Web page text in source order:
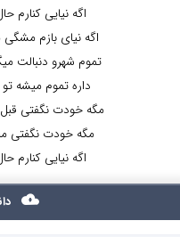
اگه نیایی کنارم
اگه نیای بازم مشگی
تموم شهرو دنبالت
داره تموم میشه
مگه خودت نگفتی
مگه خودت نگفتی
اگه نیایی کنارم